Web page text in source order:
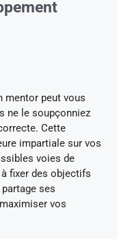
mentor peut vous
ne le soupçonniez
Cette
impartiale sur vos
voies de
fixer des objectifs
ses
vos